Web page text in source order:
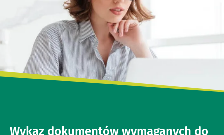
Wykaz dokumentów wymaganych do